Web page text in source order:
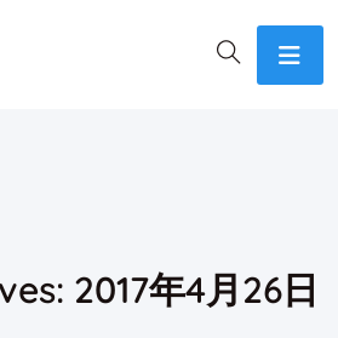
2017年4月26日